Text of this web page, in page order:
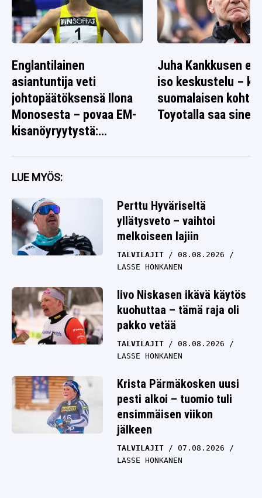
Englantilainen
asiantuntija veti
johtopäätöksensä Ilona
Monosesta – povaa EM-
kisanöyryytystä:
Juha Kankkusen
iso keskustelu –
suomalaisen
Toyotalla saa
LUE MYÖS:
Perttu Hyväriseltä
yllätysveto – vaihtoi
melkoiseen lajiin
TALVILAJIT
08.08.2026
LASSE HONKANEN
Iivo Niskasen ikävä käytös
kuohuttaa – tämä raja oli
pakko vetää
TALVILAJIT
08.08.2026
LASSE HONKANEN
Krista Pärmäkosken uusi
pesti alkoi – tuomio tuli
ensimmäisen viikon
jälkeen
TALVILAJIT
07.08.2026
LASSE HONKANEN